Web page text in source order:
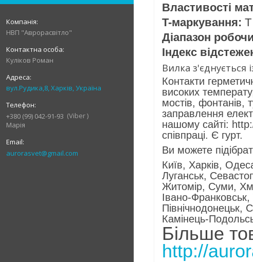
НВП "Аврорасвітло"
Куліков Роман
вул.Рудика,8, Харків, Україна
+380 (99) 042-91-93
Viber
Марія
aurorasvet@gmail.com
Властивості
T-маркування:
Діапазон
Індекс
Вилка з'єднується
Контакти
високих
мостів, фонтанів,
заправлення
нашому сайті:
співпраці. Є гурт.
Ви можете
Київ, Харків,
Луганськ,
Житомір, Суми,
Івано-
Північнодонецьк,
Камінець-
Більше
http://